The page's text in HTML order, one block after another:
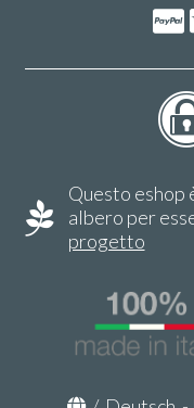
Questo eshop
albero per
progetto